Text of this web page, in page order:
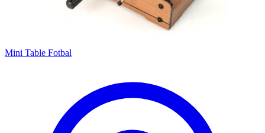
Mini Table Fotbal